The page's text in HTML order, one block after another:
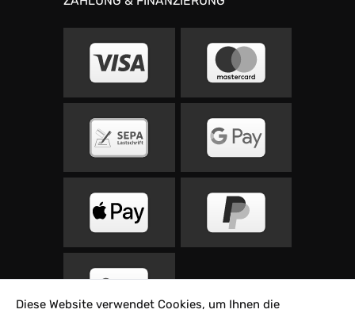
Diese Website verwendet Cookies, um Ihnen die